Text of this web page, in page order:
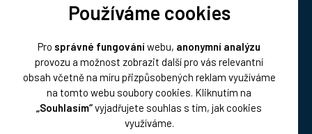
Používáme cookies
Pro správné fungováníwebu, anonymní analýzu
provozu a možnost zobrazit další pro vás relevantní
obsah včetně na míru přizpůsobených reklam využíváme
na tomto webu soubory cookies. Kliknutím na
„Souhlasím“vyjadřujete souhlas s tím, jak cookies
využíváme.
Platba: